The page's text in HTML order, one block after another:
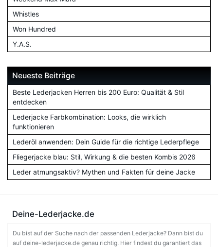
Whistles
Won Hundred
Y.A.S.
Neueste Beiträge
Beste Lederjacken Herren bis 200 Euro: Qualität & Stil
entdecken
Lederjacke Farbkombination: Looks, die wirklich
funktionieren
Lederöl anwenden: Dein Guide für die richtige Lederpflege
Fliegerjacke blau: Stil, Wirkung & die besten Kombis 2026
Leder atmungsaktiv? Mythen und Fakten für deine Jacke
Deine-Lederjacke.de
Du bist auf der Suche nach der passenden Lederjacke? Dann bist du
auf deine-lederjacke.de genau richtig. Hier findest du garantiert das